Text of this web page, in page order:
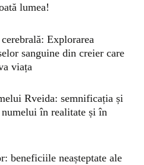
lumea!
Explorarea
sanguine din creier care
viața
Rveida: semnificația și
în realitate și în
beneficiile neașteptate ale